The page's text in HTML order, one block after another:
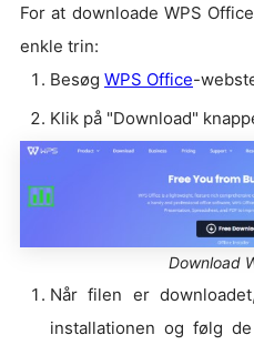
For at downloade WPS
enkle trin:
Besøg WPS Office-
Klik på "Download"
Download
Når filen er
installationen og følg